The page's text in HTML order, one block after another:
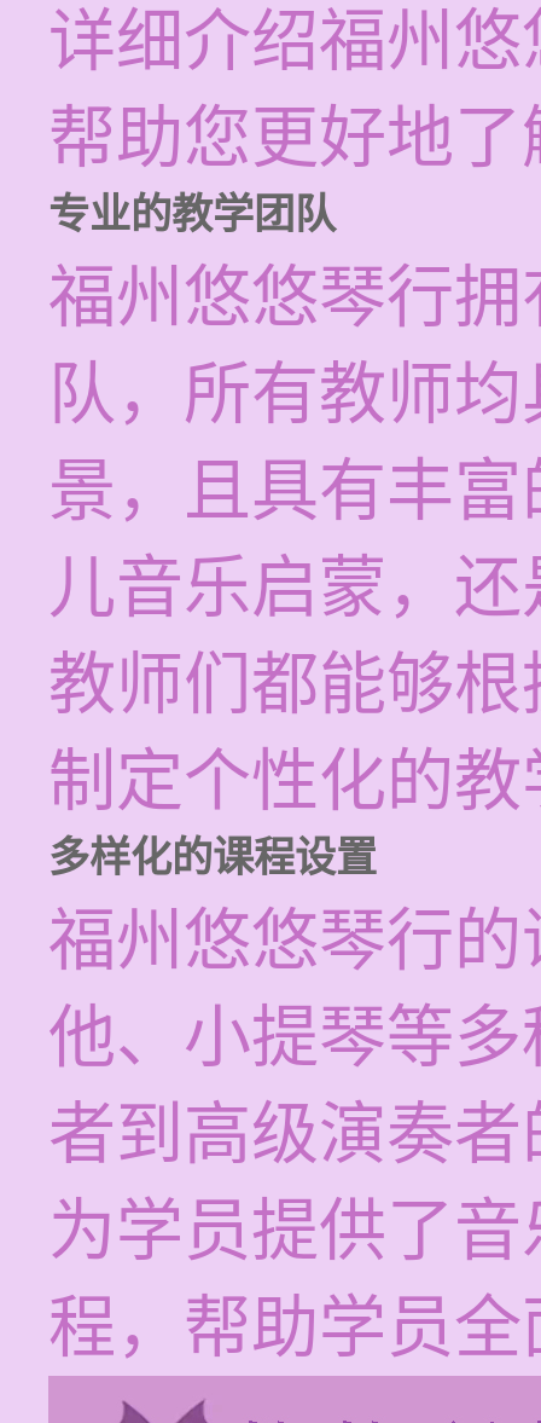
详细介绍福州
帮助您更好地
专业的教学团队
福州悠悠琴行
队，所有教师
景，且具有丰
儿音乐启蒙，
教师们都能够
制定个性化的
多样化的课程设置
福州悠悠琴行
他、小提琴等
者到高级演奏
为学员提供了
程，帮助学员